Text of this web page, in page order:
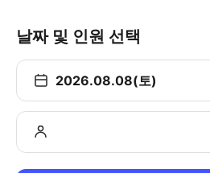
날짜 및 인원 선택
2026.08.08(토)